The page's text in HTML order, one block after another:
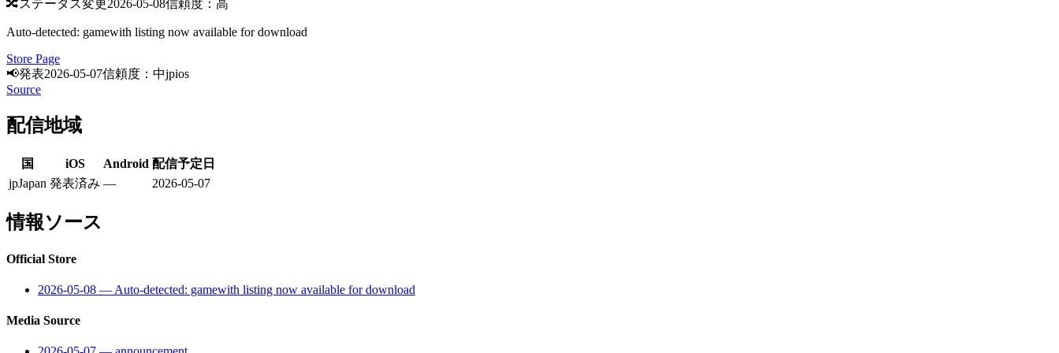
🔀ステータス変更2026-05-08信頼度：高
Auto-detected: gamewith listing now available for download
Store Page
📢発表2026-05-07信頼度：中jpios
Source
配信地域
国 iOS Android 配信予定日
jpJapan 発表済み — 2026-05-07
情報ソース
Official Store
2026-05-08 — Auto-detected: gamewith listing now available for download
Media Source